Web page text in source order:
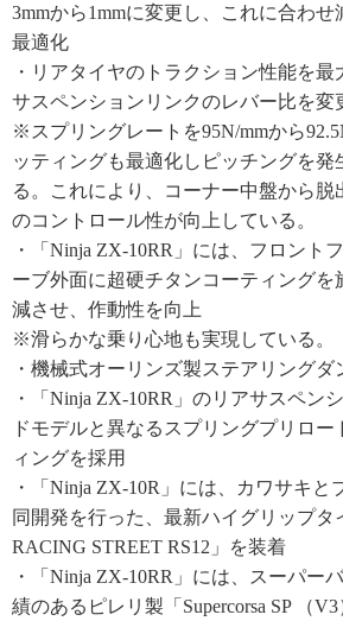
3mmから1mmに変更し、これに合わ
最適化
・リアタイヤのトラクション性能を
サスペンションリンクのレバー比を変
※スプリングレートを95N/mmから
ッティングも最適化しピッチングを発
る。これにより、コーナー中盤から脱
のコントロール性が向上している。
・「Ninja ZX-10RR」には、フロント
ーブ外面に超硬チタンコーティングを
減させ、作動性を向上
※滑らかな乗り心地も実現している。
・機械式オーリンズ製ステアリング
・「Ninja ZX-10RR」のリアサスペン
ドモデルと異なるスプリングプリロ
ィングを採用
・「Ninja ZX-10R」には、カワサキと
同開発を行った、最新ハイグリップ
RACING STREET RS12」を装着
・「Ninja ZX-10RR」には、スーパー
績のあるピレリ製「Supercorsa SP （